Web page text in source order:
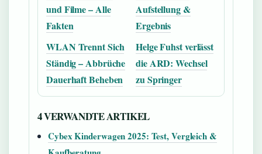
und Filme – Alle
Fakten
Aufstellung &
Ergebnis
WLAN Trennt Sich
Ständig – Abbrüche
Dauerhaft Beheben
Helge Fuhst verlässt
die ARD: Wechsel
zu Springer
4 VERWANDTE ARTIKEL
Cybex Kinderwagen 2025: Test, Vergleich &